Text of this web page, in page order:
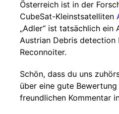
Österreich ist in der
CubeSat-Kleinstsatelliten
„Adler“ ist tatsächlich
Austrian Debris
Reconnoiter.
Schön, dass du uns
über eine gute
freundlichen Kommentar